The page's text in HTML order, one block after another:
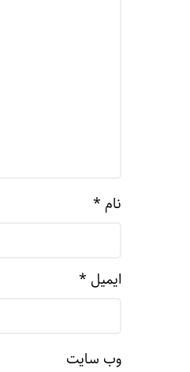
نام *
ایمیل *
وب‌ سایت